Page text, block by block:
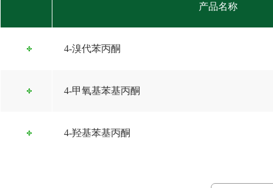
产品名称
4-溴代苯丙酮
4-甲氧基苯基丙酮
4-羟基苯基丙酮